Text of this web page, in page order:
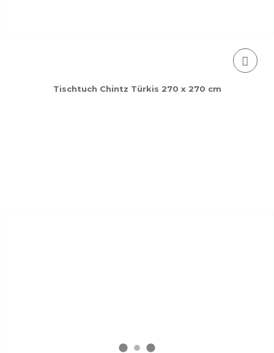
Tischtuch Chintz Türkis 270 x 270 cm